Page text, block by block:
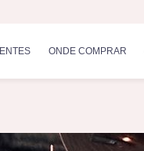
ONDE COMPRAR